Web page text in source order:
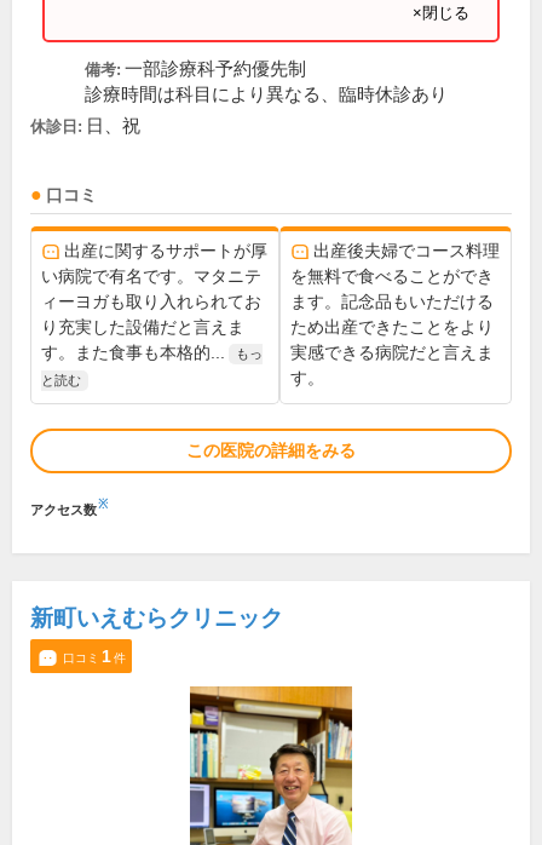
×閉じる
備考: 一部診療科予約優先制
診療時間は科目により異なる、臨時休診あり
休診日: 日、祝
口コミ
出産に関するサポートが厚
い病院で有名です。マタニテ
ィーヨガも取り入れられてお
り充実した設備だと言えま
す。また食事も本格的...
もっ
と読む
出産後夫婦でコース料理
を無料で食べることができ
ます。記念品もいただける
ため出産できたことをより
実感できる病院だと言えま
す。
この医院の詳細をみる
アクセス数※
新町いえむらクリニック
口コミ 1件